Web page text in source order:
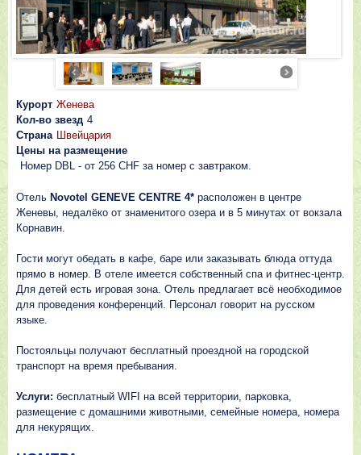
Курорт Женева
Кол-во звезд 4
Страна Швейцария
Цены на размещение
Номер DBL - от 256 CHF за номер с завтраком.
Отель Novotel GENEVE CENTRE 4* расположен в центре
Женевы, недалёко от знаменитого озера и в 5 минутах от вокзала
Корнавин.
Гости могут обедать в кафе, баре или заказывать блюда оттуда
прямо в номер. В отеле имеется собственный спа и фитнес-центр.
Для детей есть игровая зона. Отель предлагает всё необходимое
для проведения конференций. Персонал говорит на русском
языке.
Постояльцы получают бесплатный проездной на городской
транспорт на время пребывания.
Услуги: бесплатный WIFI на всей территории, парковка,
размещение с домашними животными, семейные номера, номера
для некурящих.